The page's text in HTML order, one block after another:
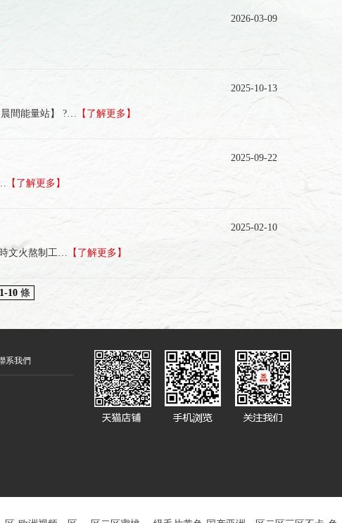
2026-03-09
2025-10-13
晨間能量站】 ?… 【了解更多】
2025-09-22
【了解更多】
2025-02-10
文火熬制工… 【了解更多】
1-10 條
系我們